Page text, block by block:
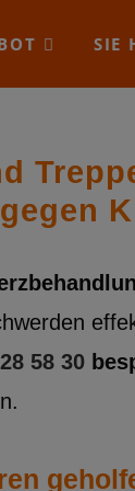
SIE
58 30